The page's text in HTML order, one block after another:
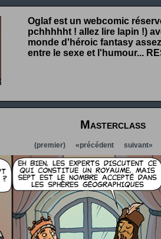
Oglaf est un webcomic
pchhhhht ! allez lire lapin !)
monde d'héroic fantasy
entre le sexe et l'humour...
Masterclass
(premier) «précédent suivant»